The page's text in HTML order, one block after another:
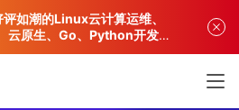
如潮的Linux云计算运维、
云原生、Go、Python开发专